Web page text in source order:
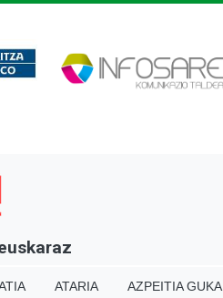
ATARIA AZPEITIA GUKA